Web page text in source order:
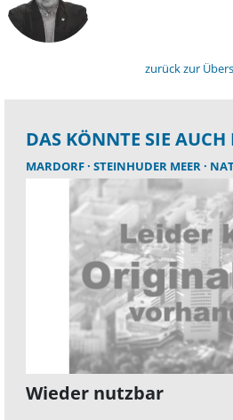
zurück zur
DAS KÖNNTE SIE AUCH
MARDORF STEINHUDER MEER
Wieder nutzbar